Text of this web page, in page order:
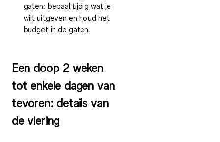
gaten: bepaal tijdig wat je
wilt uitgeven en houd het
budget in de gaten.
Een doop 2 weken
tot enkele dagen van
tevoren: details van
de viering